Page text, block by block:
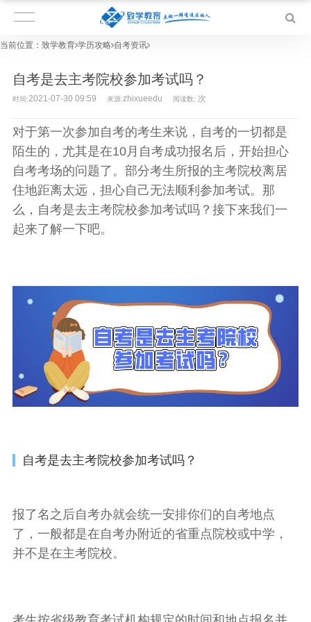
当前位置： 致学教育 学历攻略 自考资讯
自考是去主考院校参加考试吗？
时间:2021-07-30 09:59 来源:zhixueedu 阅读数: 次
对于第一次参加自考的考生来说，自考的一切都是
陌生的，尤其是在10月自考成功报名后，开始担心
自考考场的问题了。部分考生所报的主考院校离居
住地距离太远，担心自己无法顺利参加考试。那
么，自考是去主考院校参加考试吗？接下来我们一
起来了解一下吧。
自考是去主考院校参加考试吗？
报了名之后自考办就会统一安排你们的自考地点
了，一般都是在自考办附近的省重点院校或中学，
并不是在主考院校。